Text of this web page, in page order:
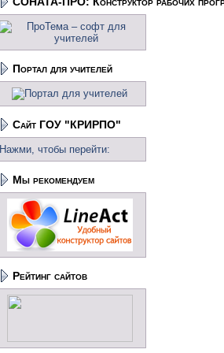
Портал для учителей
Сайт ГОУ "КРИРПО"
Нажми, чтобы перейти:
Мы рекомендуем
Рейтинг сайтов